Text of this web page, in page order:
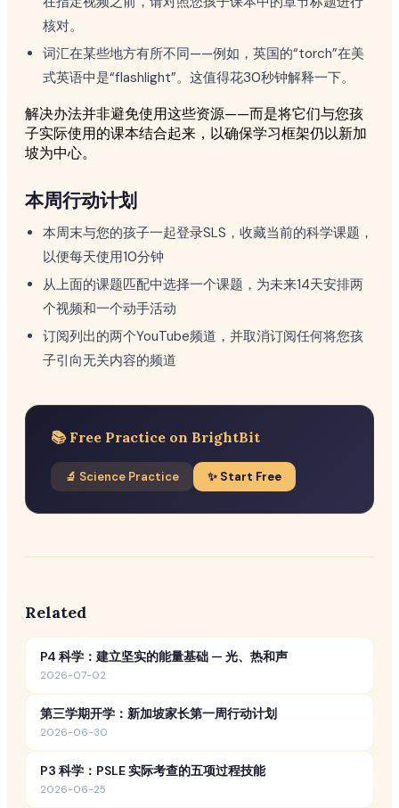
核对。
词汇在某些地方有所不同——例如，英国的“torch”在美
式英语中是“flashlight”。这值得花30秒钟解释一下。
解决办法并非避免使用这些资源——而是将它们与您孩
子实际使用的课本结合起来，以确保学习框架仍以新加
坡为中心。
本周行动计划
本周末与您的孩子一起登录SLS，收藏当前的科学课题，
以便每天使用10分钟
从上面的课题匹配中选择一个课题，为未来14天安排两
个视频和一个动手活动
订阅列出的两个YouTube频道，并取消订阅任何将您孩
子引向无关内容的频道
📚 Free Practice on BrightBit
🔬 Science Practice ✨ Start Free
Related
P4 科学：建立坚实的能量基础 — 光、热和声
2026-07-02
第三学期开学：新加坡家长第一周行动计划
2026-06-30
P3 科学：PSLE 实际考查的五项过程技能
2026-06-25